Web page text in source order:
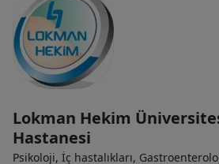
Lokman Hekim
Hastanesi
Psikoloji, İç hastalıkları,